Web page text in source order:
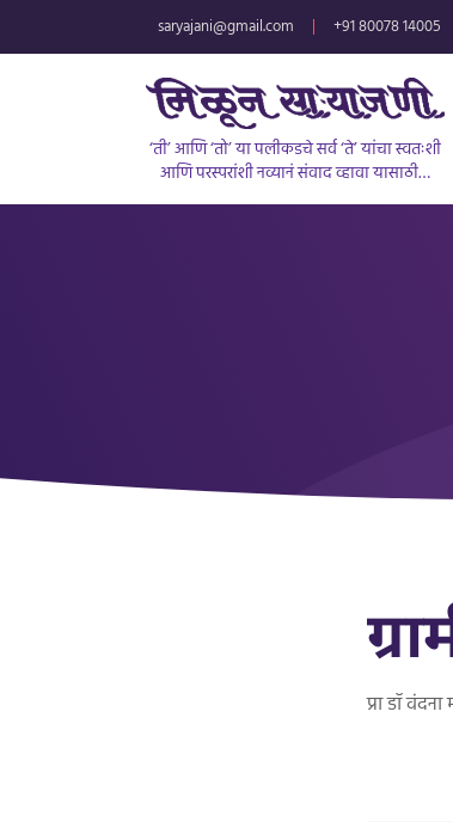
saryajani@gmail.com | +91 80078 14005
‘ती’ आणि ‘तो’ या पलीकडचे सर्व ‘ते’ यांचा स्वतःशी
आणि परस्परांशी नव्यानं संवाद व्हावा यासाठी…
प्रा डॉ